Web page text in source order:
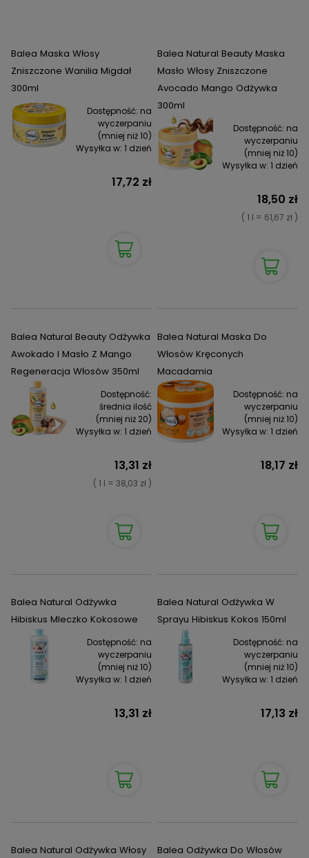
Balea Maska Włosy
Zniszczone Wanilia Migdał
300ml
Dostępność: na
wyczerpaniu
(mniej niż 10)
Wysyłka w: 1 dzień
17,72 zł
Balea Natural Beauty Maska
Masło Włosy Zniszczone
Avocado Mango Odżywka
300ml
Dostępność: na
wyczerpaniu
(mniej niż 10)
Wysyłka w: 1 dzień
18,50 zł
( 1 l = 61,67 zł )
Balea Natural Beauty Odżywka
Awokado I Masło Z Mango
Regeneracja Włosów 350ml
Dostępność:
średnia ilość
(mniej niż 20)
Wysyłka w: 1 dzień
13,31 zł
( 1 l = 38,03 zł )
Balea Natural Maska Do
Włosów Kręconych
Macadamia
Dostępność: na
wyczerpaniu
(mniej niż 10)
Wysyłka w: 1 dzień
18,17 zł
Balea Natural Odżywka
Hibiskus Mleczko Kokosowe
Dostępność: na
wyczerpaniu
(mniej niż 10)
Wysyłka w: 1 dzień
13,31 zł
Balea Natural Odżywka W
Sprayu Hibiskus Kokos 150ml
Dostępność: na
wyczerpaniu
(mniej niż 10)
Wysyłka w: 1 dzień
17,13 zł
Balea Natural Odżywka Włosy
Balea Odżywka Do Włosów